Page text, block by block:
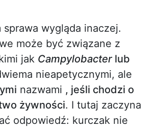
sprawa wygląda inaczej.
może być związane z
jak Campylobacter lub
nieapetycznymi, ale
nazwami , jeśli chodzi o
żywności. I tutaj zaczyna
odpowiedź: kurczak nie